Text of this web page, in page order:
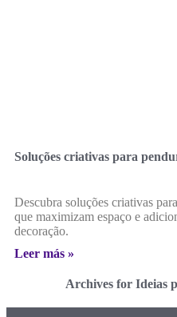
Soluções criativas para
Descubra soluções criativas
que maximizam espaço e
decoração.
Leer más »
Archives for Ideias